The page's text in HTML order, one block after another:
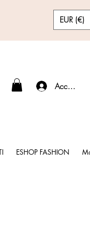
EUR (€)
Accedi
ESHOP FASHION